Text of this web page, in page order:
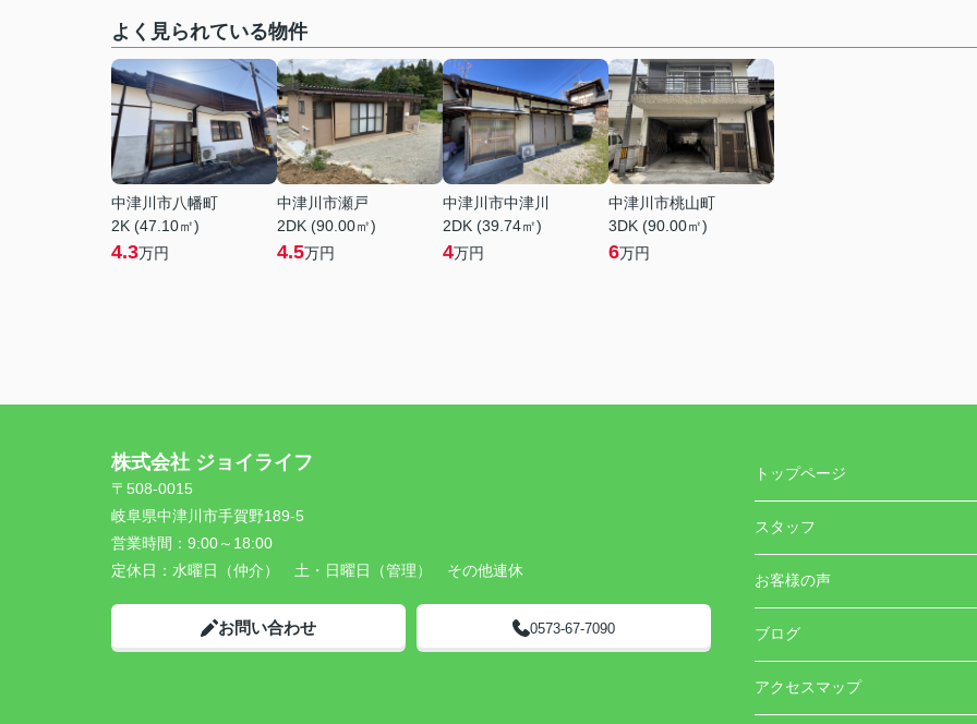
よく見られている物件
中津川市八幡町
2K (47.10㎡)
4.3万円
中津川市瀬戸
2DK (90.00㎡)
4.5万円
中津川市中津川
2DK (39.74㎡)
4万円
中津川市桃山町
3DK (90.00㎡)
6万円
株式会社 ジョイライフ
〒508-0015
岐阜県中津川市手賀野189-5
営業時間： 9:00～18:00
定休日： 水曜日（仲介） 土・日曜日（管理） その他連休
お問い合わせ 0573-67-7090
トップページ
スタッフ
お客様の声
ブログ
アクセスマップ